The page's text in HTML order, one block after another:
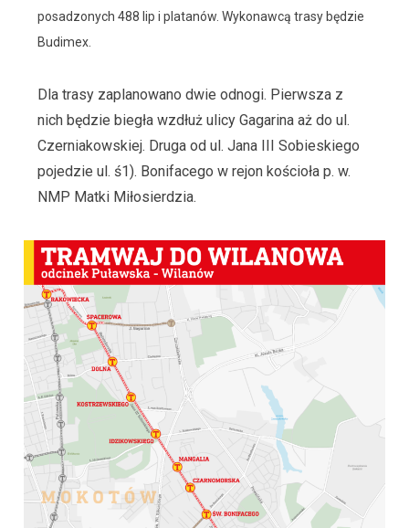
posadzonych 488 lip i platanów. Wykonawcą trasy będzie
Budimex.
Dla trasy zaplanowano dwie odnogi. Pierwsza z
nich będzie biegła wzdłuż ulicy Gagarina aż do ul.
Czerniakowskiej. Druga od ul. Jana III Sobieskiego
pojedzie ul. ś1). Bonifacego w rejon kościoła p. w.
NMP Matki Miłosierdzia.